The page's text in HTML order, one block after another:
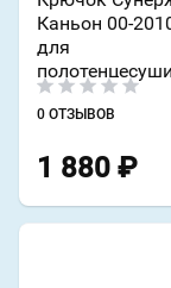
Каньон 00-
для
0 ОТЗЫВОВ
1 880 ₽